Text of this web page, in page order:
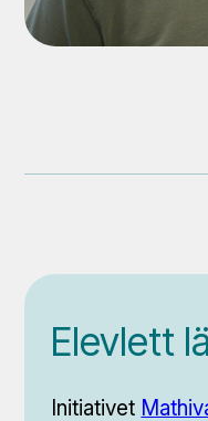
Elevlett
Initiativet